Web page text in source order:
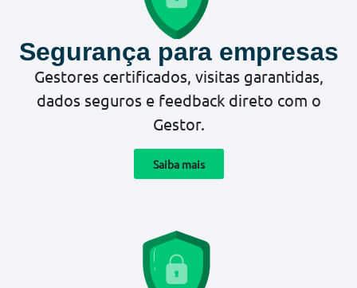
Segurança para empresas
Gestores certificados, visitas garantidas,
dados seguros e feedback direto com o
Gestor.
Saiba mais